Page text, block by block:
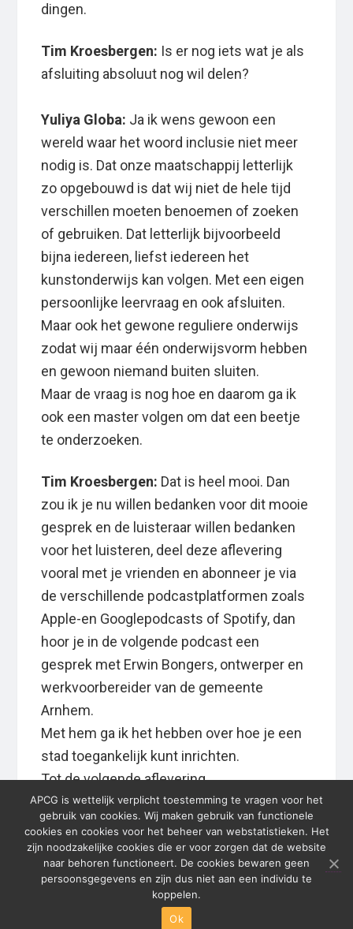
dingen.
Tim Kroesbergen: Is er nog iets wat je als
afsluiting absoluut nog wil delen?
Yuliya Globa: Ja ik wens gewoon een
wereld waar het woord inclusie niet meer
nodig is. Dat onze maatschappij letterlijk
zo opgebouwd is dat wij niet de hele tijd
verschillen moeten benoemen of zoeken
of gebruiken. Dat letterlijk bijvoorbeeld
bijna iedereen, liefst iedereen het
kunstonderwijs kan volgen. Met een eigen
persoonlijke leervraag en ook afsluiten.
Maar ook het gewone reguliere onderwijs
zodat wij maar één onderwijsvorm hebben
en gewoon niemand buiten sluiten.
Maar de vraag is nog hoe en daarom ga ik
ook een master volgen om dat een beetje
te onderzoeken.
Tim Kroesbergen: Dat is heel mooi. Dan
zou ik je nu willen bedanken voor dit mooie
gesprek en de luisteraar willen bedanken
voor het luisteren, deel deze aflevering
vooral met je vrienden en abonneer je via
de verschillende podcastplatformen zoals
Apple-en Googlepodcasts of Spotify, dan
hoor je in de volgende podcast een
gesprek met Erwin Bongers, ontwerper en
werkvoorbereider van de gemeente
Arnhem.
Met hem ga ik het hebben over hoe je een
stad toegankelijk kunt inrichten.
Tot de volgende aflevering.
Primary
Sidebar
© 2026 APCG · In de Weerd · Weerdjesstraat 168 · 6811
JH · Arnhem · (0)26 389 44 88 ·
APCG is wettelijk verplicht toestemming te vragen voor het
gebruik van cookies. Wij maken gebruik van functionele
cookies en cookies voor het beheer van webstatistieken. Het
zijn noodzakelijke cookies die er voor zorgen dat de website
naar behoren functioneert. De cookies bewaren geen
persoonsgegevens en zijn dus niet aan een individu te
koppelen.
Ok